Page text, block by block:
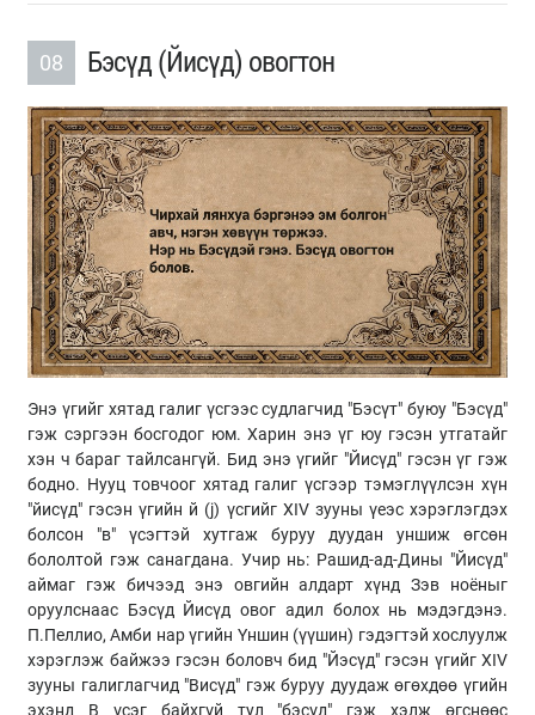
08 Бэсүд (Йисүд) овогтон
Энэ үгийг хятад галиг үсгээс судлагчид "Бэсүт" буюу "Бэсүд"
гэж сэргээн босгодог юм. Харин энэ үг юу гэсэн утгатайг
хэн ч бараг тайлсангүй. Бид энэ үгийг "Йисүд" гэсэн үг гэж
бодно. Нууц товчоог хятад галиг үсгээр тэмэглүүлсэн хүн
"йисүд" гэсэн үгийн й (j) үсгийг XIV зууны үеэс хэрэглэгдэх
болсон "в" үсэгтэй хутгаж буруу дуудан уншиж өгсөн
бололтой гэж санагдана. Учир нь: Рашид-ад-Дины "Йисүд"
аймаг гэж бичээд энэ овгийн алдарт хүнд Зэв ноёныг
оруулснаас Бэсүд Йисүд овог адил болох нь мэдэгдэнэ.
П.Пеллио, Амби нар үгийн Үншин (үүшин) гэдэгтэй хослуулж
хэрэглэж байжээ гэсэн боловч бид "Йэсүд" гэсэн үгийг XIV
зууны галиглагчид "Висүд" гэж буруу дуудаж өгөхдөө үгийн
эхэнд В үсэг байхгүй тул "бэсүд" гэж хэлж өгснөөс